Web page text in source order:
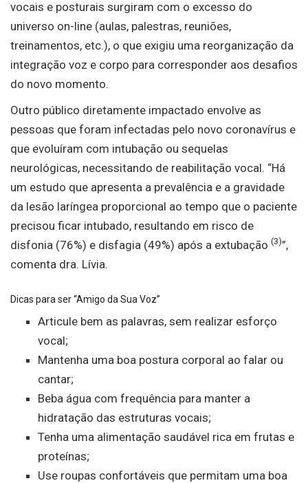
vocais e posturais surgiram com o excesso do
universo on-line (aulas, palestras, reuniões,
treinamentos, etc.), o que exigiu uma reorganização da
integração voz e corpo para corresponder aos desafios
do novo momento.
Outro público diretamente impactado envolve as
pessoas que foram infectadas pelo novo coronavírus e
que evoluíram com intubação ou sequelas
neurológicas, necessitando de reabilitação vocal. “Há
um estudo que apresenta a prevalência e a gravidade
da lesão laríngea proporcional ao tempo que o paciente
precisou ficar intubado, resultando em risco de
disfonia (76%) e disfagia (49%) após a extubação (3)”,
comenta dra. Lívia.
Dicas para ser “Amigo da Sua Voz”
Articule bem as palavras, sem realizar esforço
vocal;
Mantenha uma boa postura corporal ao falar ou
cantar;
Beba água com frequência para manter a
hidratação das estruturas vocais;
Tenha uma alimentação saudável rica em frutas e
proteínas;
Use roupas confortáveis que permitam uma boa